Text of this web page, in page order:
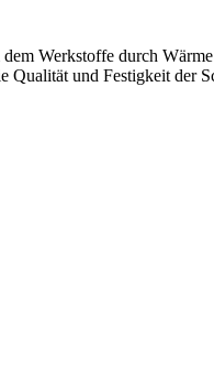
Werkstoffe durch
Qualität und Festigkeit der